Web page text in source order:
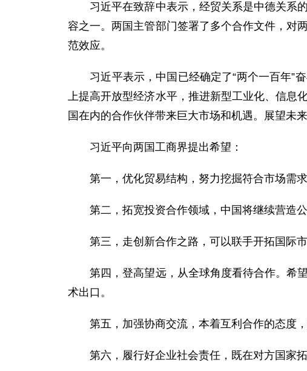
习近平在致辞中表示，经贸关系是中德关系的
容之一。两国主管部门签署了多个合作文件，对
范效应。
习近平表示，中国已经确定了“两个一百年”奋
上提高开放型经济水平，推进新型工业化、信息
国在内的合作伙伴带来巨大市场和机遇。展望未
习近平向两国工商界提出希望：
第一，优化贸易结构，努力挖掘符合市场需求
第二，拓宽投资合作领域，中国将继续营造公
第三，走创新合作之路，可以联手开拓国际市
第四，登高望远，从全球角度看待合作。希望
术出口。
第五，加强协商交流，本着互利合作的态度，
第六，履行好企业社会责任，既在对方国家拓